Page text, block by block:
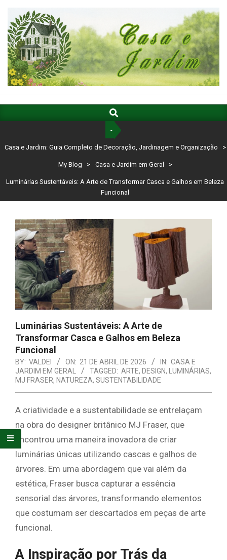
content
CASA
E
GUIA
COMPLETO
DE
DECORAÇÃO,
JARDINAGEM
E
ORGANIZAÇÃO
Navigation
Search
-
Casa e Jardim: Guia Completo de Decoração, Jardinagem e Organização >
My Blog > Casa e Jardim em Geral >
Luminárias Sustentáveis: A Arte de Transformar Casca e Galhos em Beleza
Funcional
Luminárias Sustentáveis: A Arte de
Transformar Casca e Galhos em Beleza
Funcional
BY: VALDEI ON: 21 DE ABRIL DE 2026 IN: CASA E
JARDIM EM GERAL
TAGGED: ARTE, DESIGN, LUMINÁRIAS,
MJ FRASER, NATUREZA, SUSTENTABILIDADE
A criatividade e a sustentabilidade se entrelaçam
na obra do designer britânico MJ Fraser, que
encontrou uma maneira inovadora de criar
luminárias únicas utilizando cascas e galhos de
árvores. Em uma abordagem que vai além da
estética, Fraser busca capturar a essência
sensorial das árvores, transformando elementos
que costumam ser descartados em peças de arte
funcional.
A Inspiração por Trás da